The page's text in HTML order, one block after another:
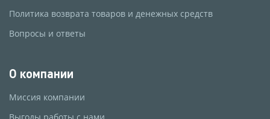
Политика возврата товаров и денежных средств
Вопросы и ответы
О компании
Миссия компании
Выгоды работы с нами